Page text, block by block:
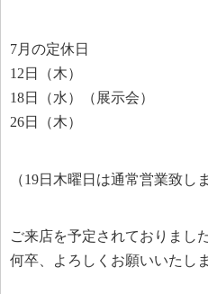
7月の定休日
12日（木）
18日（水）（展示会）
26日（木）
（19日木曜日は通常営業致し
ご来店を予定されておりまし
何卒、よろしくお願いいたしま